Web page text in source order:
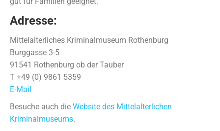
Adresse:
Mittelalterliches Kriminalmuseum Rothenburg
Burggasse 3-5
91541 Rothenburg ob der Tauber
T +49 (0) 9861 5359
E-Mail
Besuche auch die Website des Mittelalterlichen
Kriminalmuseums.